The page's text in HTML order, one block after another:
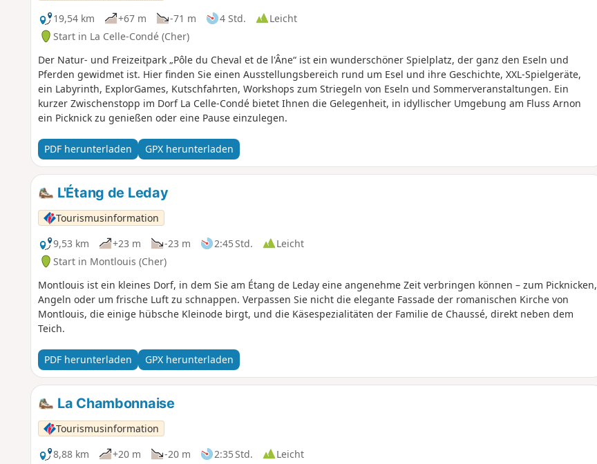
19,54 km
+67 m -71 m 4 Std.
Leicht
Start in La Celle-Condé (Cher)
Der Natur- und Freizeitpark „Pôle du Cheval et de l'Âne“ ist ein wunderschöner Spielplatz, der ganz den Eseln und
Pferden gewidmet ist. Hier finden Sie einen Ausstellungsbereich rund um Esel und ihre Geschichte, XXL-Spielgeräte,
ein Labyrinth, ExplorGames, Kutschfahrten, Workshops zum Striegeln von Eseln und Sommerveranstaltungen. Ein
kurzer Zwischenstopp im Dorf La Celle-Condé bietet Ihnen die Gelegenheit, in idyllischer Umgebung am Fluss Arnon
ein Picknick zu genießen oder eine Pause einzulegen.
PDF herunterladen GPX herunterladen
L'Étang de Leday
Tourismusinformation
9,53 km
+23 m -23 m 2:45 Std.
Leicht
Start in Montlouis (Cher)
Montlouis ist ein kleines Dorf, in dem Sie am Étang de Leday eine angenehme Zeit verbringen können – zum Picknicken,
Angeln oder um frische Luft zu schnappen. Verpassen Sie nicht die elegante Fassade der romanischen Kirche von
Montlouis, die einige hübsche Kleinode birgt, und die Käsespezialitäten der Familie de Chaussé, direkt neben dem
Teich.
PDF herunterladen GPX herunterladen
La Chambonnaise
Tourismusinformation
8,88 km
+20 m -20 m 2:35 Std.
Leicht